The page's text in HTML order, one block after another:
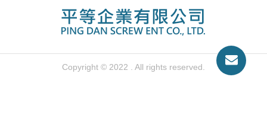
Copyright © 2022 . All rights reserved.